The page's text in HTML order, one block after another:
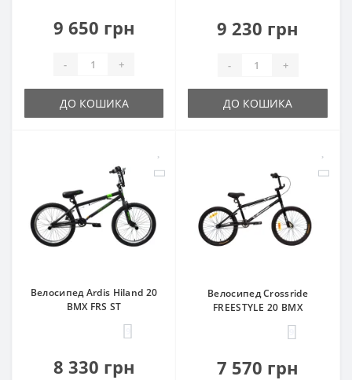
9 650 грн
- +
ДО КОШИКА
9 230 грн
- +
ДО КОШИКА
Велосипед Ardis Hiland 20
BMX FRS ST
8 330 грн
Велосипед Crossride
FREESTYLE 20 BMX
7 570 грн